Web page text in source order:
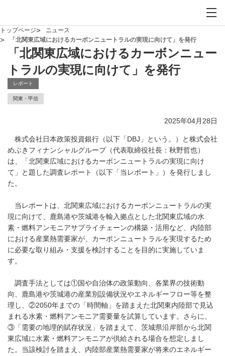
トップページ
ニュース
「北関東広域におけるカーボンニュートラルの実現に向けて」を発行
「北関東広域におけるカーボンニュー
トラルの実現に向けて」を発行
レポート
関東・甲信
2025年04月28日
株式会社日本政策投資銀行（以下「DBJ」という。）と株式会社
めぶきフィナンシャルグループ（代表取締役社長：秋野哲也）
は、「北関東広域におけるカーボンニュートラルの実現に向け
て」と題した調査レポート（以下「当レポート」）を発行しまし
た。
当レポートは、北関東広域におけるカーボンニュートラルの実
現に向けて、鹿島港や茨城港を輸入拠点とした北関東広域の水
素・燃料アンモニアサプライチェーンの構築・活用など、内陸部
における産業熱需要家が、カーボンニュートラルを実現するため
に必要な取り組み・支援を検討することを目的に実施していま
す。
調査手法としては①国や自治体の政策動向、各業界の技術動
向、鹿島港や茨城港の産業別設備状況やエネルギーフロー等を整
理し、②2050年までの「時間軸」を踏まえた北関東内陸部で見込
まれる水素・燃料アンモニア需要量を試算しています。さらに、
③「需要の地理的賦存状況」を踏まえて、茨城県沿岸部から北関
東広域に水素・燃料アンモニアが供給される場合を想定しまし
た。当該検討を踏まえ、内陸部産業熱需要家が将来のエネルギー